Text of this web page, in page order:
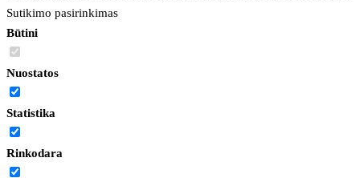
Sutikimo pasirinkimas
Būtini
Nuostatos
Statistika
Rinkodara